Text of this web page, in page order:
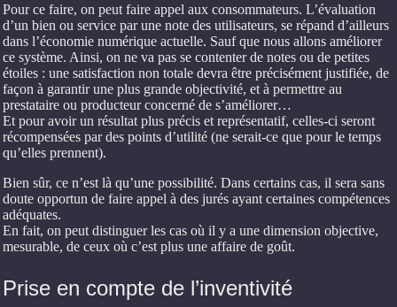
Pour ce faire, on peut faire appel aux consommateurs. L’évaluation
d’un bien ou service par une note des utilisateurs, se répand d’ailleurs
dans l’économie numérique actuelle. Sauf que nous allons améliorer
ce système. Ainsi, on ne va pas se contenter de notes ou de petites
étoiles : une satisfaction non totale devra être précisément justifiée, de
façon à garantir une plus grande objectivité, et à permettre au
prestataire ou producteur concerné de s’améliorer…
Et pour avoir un résultat plus précis et représentatif, celles-ci seront
récompensées par des points d’utilité (ne serait-ce que pour le temps
qu’elles prennent).
Bien sûr, ce n’est là qu’une possibilité. Dans certains cas, il sera sans
doute opportun de faire appel à des jurés ayant certaines compétences
adéquates.
En fait, on peut distinguer les cas où il y a une dimension objective,
mesurable, de ceux où c’est plus une affaire de goût.
Prise en compte de l’inventivité